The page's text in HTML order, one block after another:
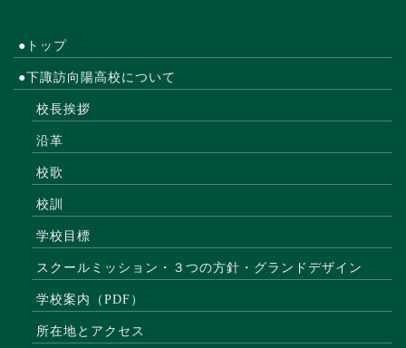
●トップ
●下諏訪向陽高校について
校長挨拶
沿革
校歌
校訓
学校目標
スクールミッション・３つの方針・グランドデザイン
学校案内（PDF）
所在地とアクセス